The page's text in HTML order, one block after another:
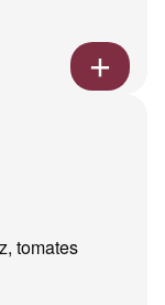
tomates